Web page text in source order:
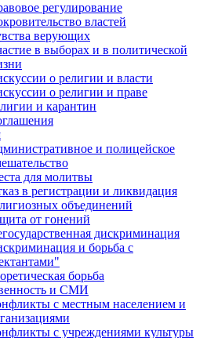
регулирование
властей
верующих
в выборах и в политической
о религии и власти
о религии и праве
и карантин
и полицейское
для молитвы
в регистрации и ликвидация
объединений
от гонений
дискриминация
и борьба с
борьба
и СМИ
с местным населением и
с учреждениями культуры